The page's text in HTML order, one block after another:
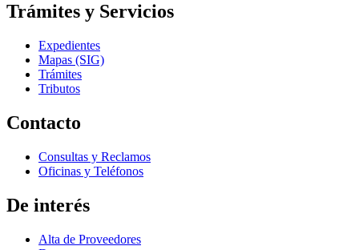
Trámites y Servicios
Expedientes
Mapas (SIG)
Trámites
Tributos
Contacto
Consultas y Reclamos
Oficinas y Teléfonos
De interés
Alta de Proveedores